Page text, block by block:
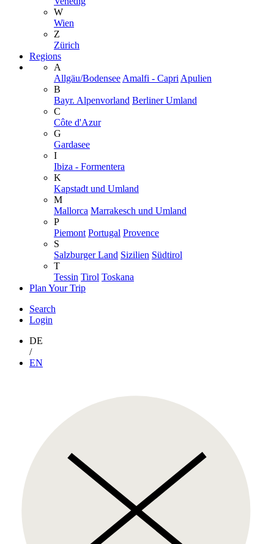
W
Wien
Z
Zürich
Regions
A
Allgäu/Bodensee Amalfi - Capri Apulien
B
Bayr. Alpenvorland Berliner Umland
C
Côte d'Azur
G
Gardasee
I
Ibiza - Formentera
K
Kapstadt und Umland
M
Mallorca Marrakesch und Umland
P
Piemont Portugal Provence
S
Salzburger Land Sizilien Südtirol
T
Tessin Tirol Toskana
Plan Your Trip
Search
Login
DE
/
EN